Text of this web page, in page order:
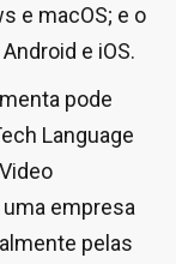
e macOS; e o
e iOS.
pode
Language
empresa
pelas